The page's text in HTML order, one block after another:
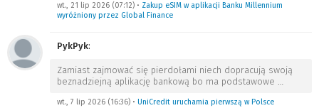
wt., 21 lip 2026 (07:12) • Zakup eSIM w aplikacji Banku Millennium
wyróżniony przez Global Finance
PykPyk:
Zamiast zajmować się pierdołami niech dopracują swoją
beznadziejną aplikację bankową bo ma podstawowe …
wt., 7 lip 2026 (16:36) • UniCredit uruchamia pierwszą w Polsce